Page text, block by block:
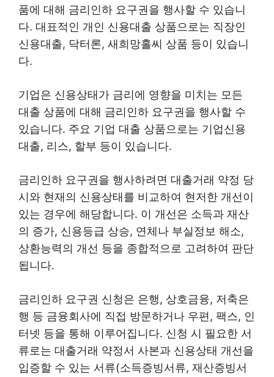
품에 대해 금리인하 요구권을 행사할 수 있습니
다. 대표적인 개인 신용대출 상품으로는 직장인
신용대출, 닥터론, 새희망홀씨 상품 등이 있습니
다.
기업은 신용상태가 금리에 영향을 미치는 모든
대출 상품에 대해 금리인하 요구권을 행사할 수
있습니다. 주요 기업 대출 상품으로는 기업신용
대출, 리스, 할부 등이 있습니다.
금리인하 요구권을 행사하려면 대출거래 약정 당
시와 현재의 신용상태를 비교하여 현저한 개선이
있는 경우에 해당합니다. 이 개선은 소득과 재산
의 증가, 신용등급 상승, 연체나 부실정보 해소,
상환능력의 개선 등을 종합적으로 고려하여 판단
됩니다.
금리인하 요구권 신청은 은행, 상호금융, 저축은
행 등 금융회사에 직접 방문하거나 우편, 팩스, 인
터넷 등을 통해 이루어집니다. 신청 시 필요한 서
류로는 대출거래 약정서 사본과 신용상태 개선을
입증할 수 있는 서류(소득증빙서류, 재산증빙서